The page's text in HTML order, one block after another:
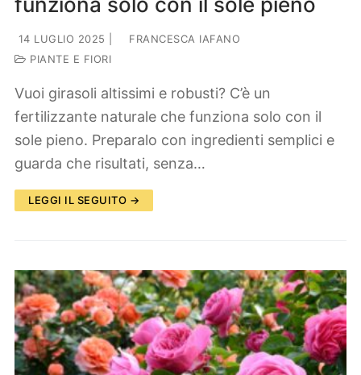
14 LUGLIO 2025
FRANCESCA IAFANO
PIANTE E FIORI
Vuoi girasoli altissimi e robusti? C’è un
fertilizzante naturale che funziona solo con il
sole pieno. Preparalo con ingredienti semplici e
guarda che risultati, senza…
LEGGI IL SEGUITO →